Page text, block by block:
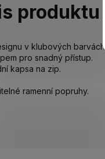
produktu
v klubových barvách.
pro snadný přístup.
kapsa na zip.
ramenní popruhy.